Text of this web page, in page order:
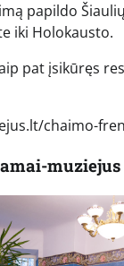
papildo
iki Holokausto.
pat įsikūręs
chaimo-
muziejus